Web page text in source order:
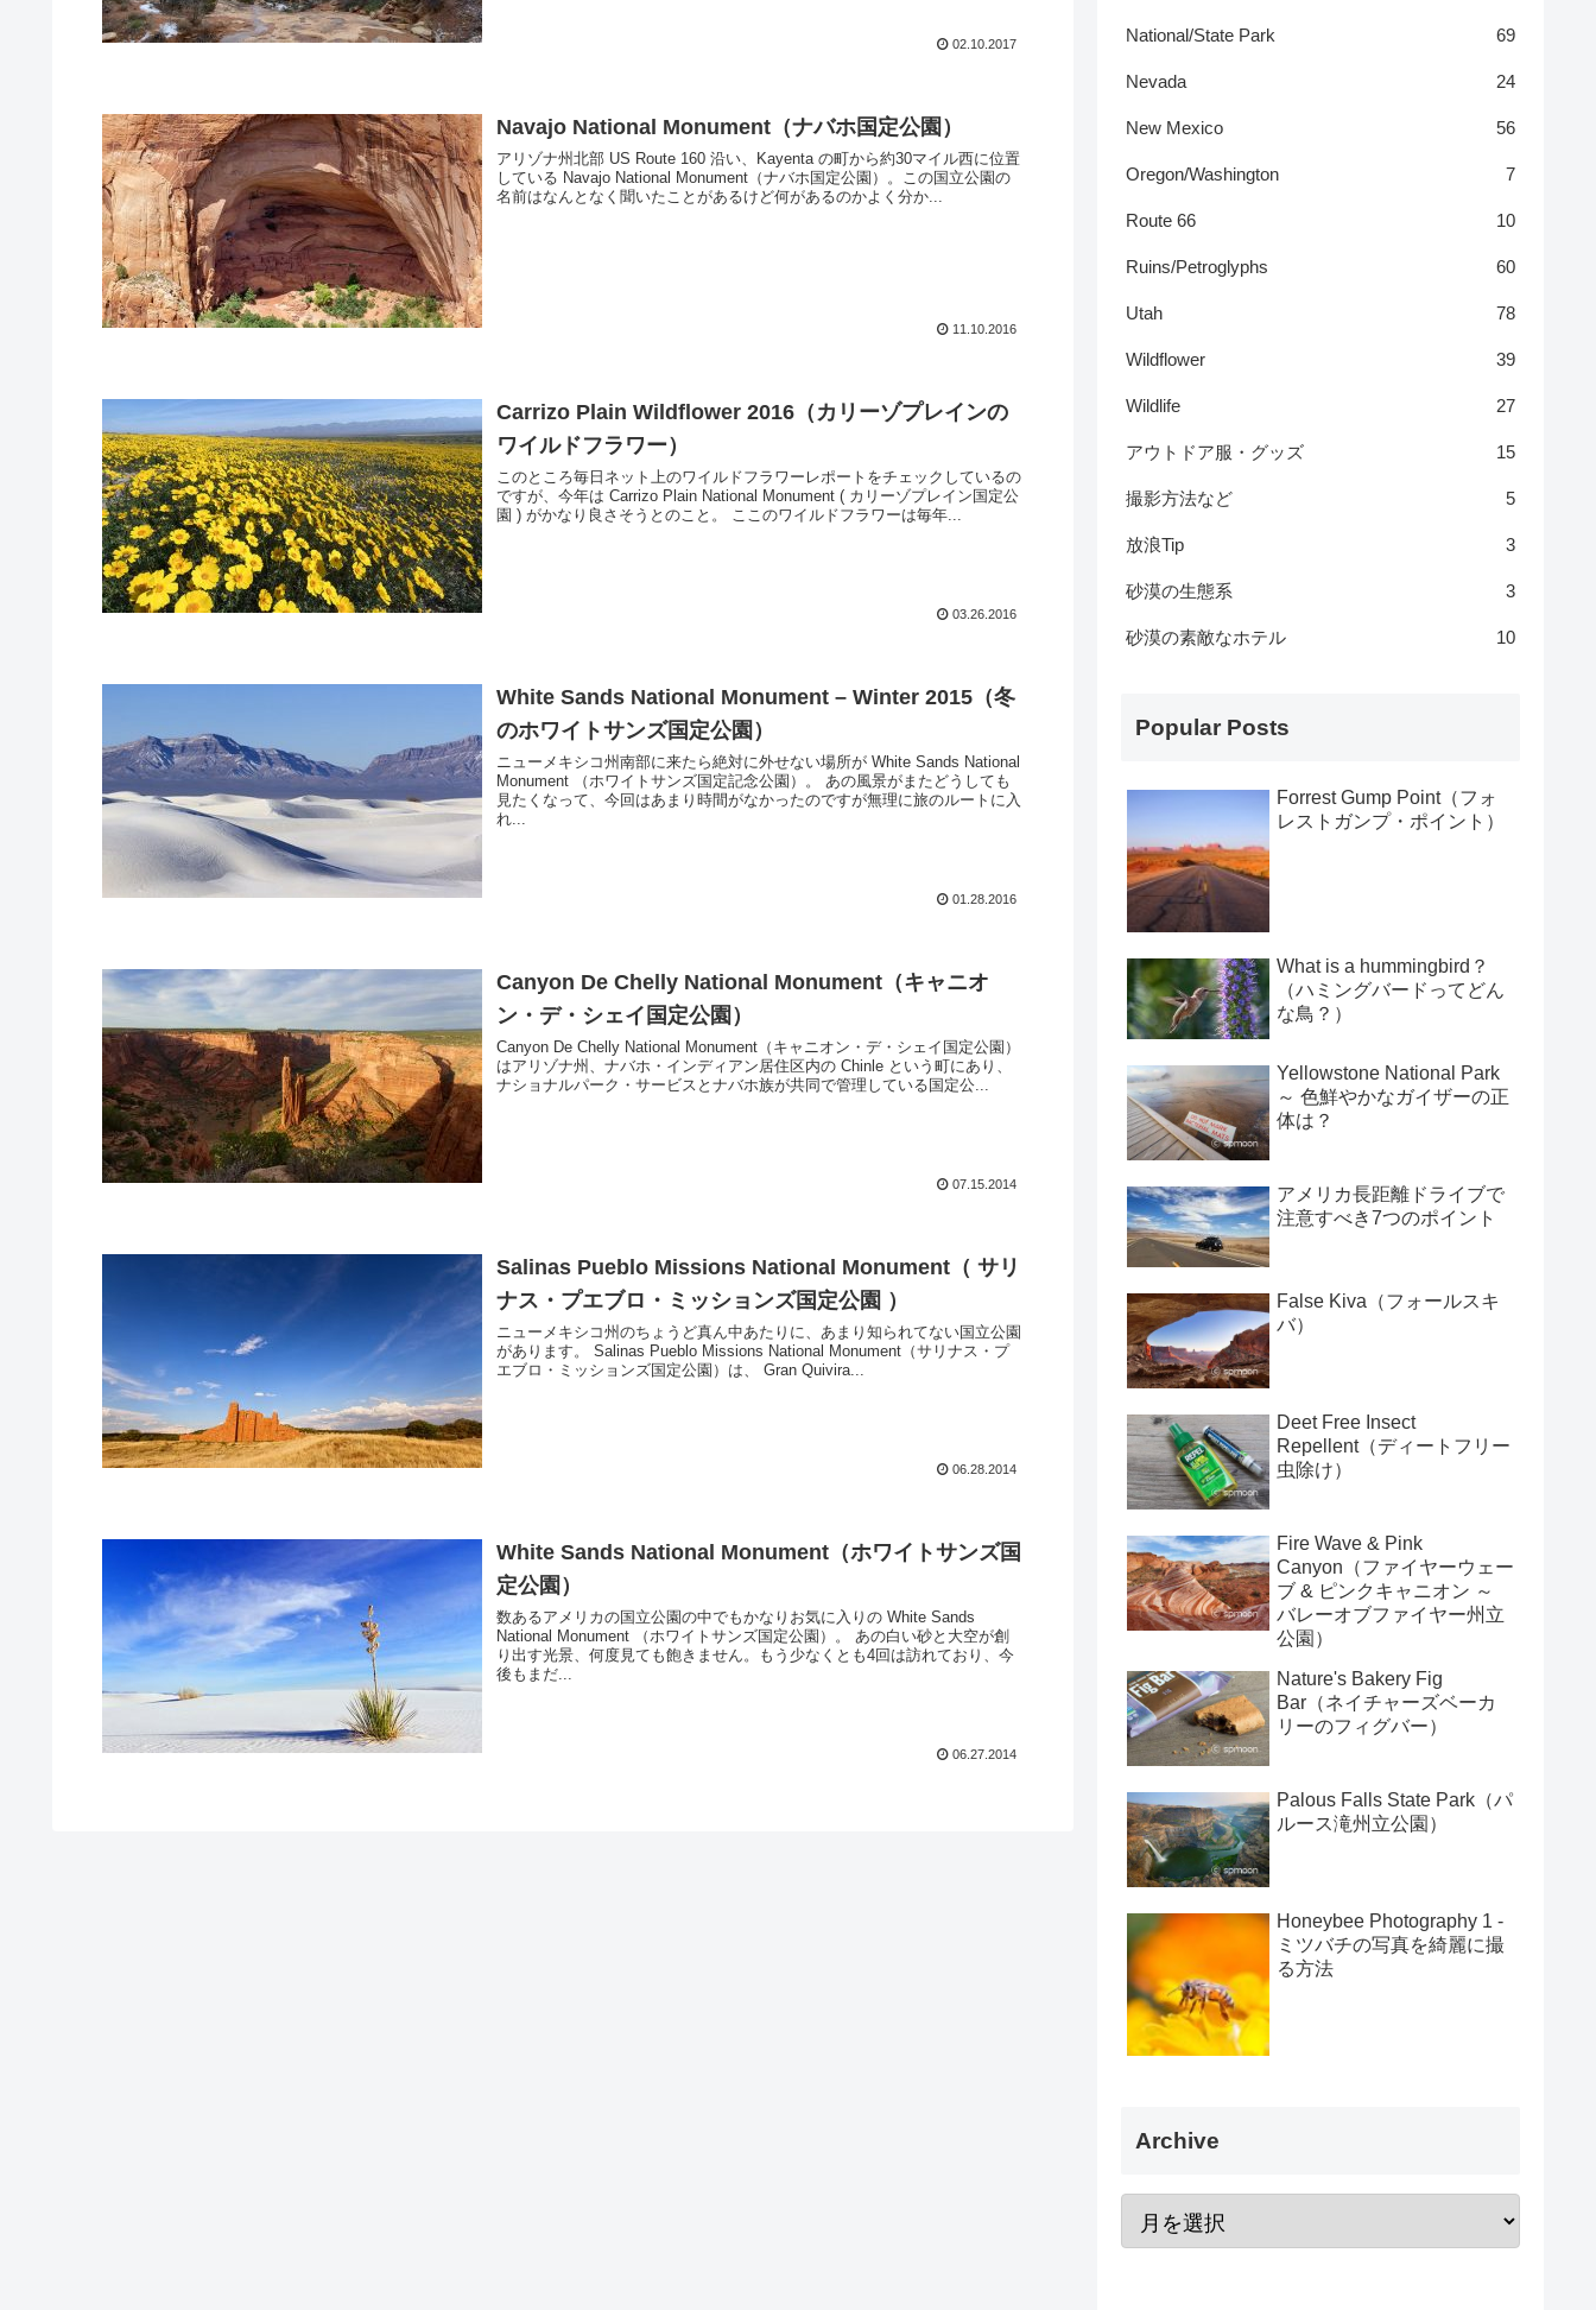
02.10.2017
Navajo National Monument（ナバホ国定公園）
アリゾナ州北部 US Route 160 沿い、Kayenta の町から約30マイル西に位置
している Navajo National Monument（ナバホ国定公園）。この国立公園の
名前はなんとなく聞いたことがあるけど何があるのかよく分か...
11.10.2016
Carrizo Plain Wildflower 2016（カリーゾプレインの
ワイルドフラワー）
このところ毎日ネット上のワイルドフラワーレポートをチェックしているの
ですが、今年は Carrizo Plain National Monument ( カリーゾプレイン国定公
園 ) がかなり良さそうとのこと。 ここのワイルドフラワーは毎年...
03.26.2016
White Sands National Monument – Winter 2015（冬
のホワイトサンズ国定公園）
ニューメキシコ州南部に来たら絶対に外せない場所が White Sands National
Monument （ホワイトサンズ国定記念公園）。 あの風景がまたどうしても
見たくなって、今回はあまり時間がなかったのですが無理に旅のルートに入
れ...
01.28.2016
Canyon De Chelly National Monument（キャニオ
ン・デ・シェイ国定公園）
Canyon De Chelly National Monument（キャニオン・デ・シェイ国定公園）
はアリゾナ州、ナバホ・インディアン居住区内の Chinle という町にあり、
ナショナルパーク・サービスとナバホ族が共同で管理している国定公...
07.15.2014
Salinas Pueblo Missions National Monument（ サリ
ナス・プエブロ・ミッションズ国定公園 ）
ニューメキシコ州のちょうど真ん中あたりに、あまり知られてない国立公園
があります。 Salinas Pueblo Missions National Monument（サリナス・プ
エブロ・ミッションズ国定公園）は、 Gran Quivira...
06.28.2014
White Sands National Monument（ホワイトサンズ国
定公園）
数あるアメリカの国立公園の中でもかなりお気に入りの White Sands
National Monument （ホワイトサンズ国定公園）。 あの白い砂と大空が創
り出す光景、何度見ても飽きません。もう少なくとも4回は訪れており、今
後もまだ...
06.27.2014
National/State Park 69
Nevada 24
New Mexico 56
Oregon/Washington 7
Route 66 10
Ruins/Petroglyphs 60
Utah 78
Wildflower 39
Wildlife 27
アウトドア服・グッズ 15
撮影方法など 5
放浪Tip 3
砂漠の生態系 3
砂漠の素敵なホテル 10
Popular Posts
Forrest Gump Point（フォ
レストガンプ・ポイント）
What is a hummingbird？
（ハミングバードってどん
な鳥？）
Yellowstone National Park
～ 色鮮やかなガイザーの正
体は？
アメリカ長距離ドライブで
注意すべき7つのポイント
False Kiva（フォールスキ
バ）
Deet Free Insect
Repellent（ディートフリー
虫除け）
Fire Wave & Pink
Canyon（ファイヤーウェー
ブ & ピンクキャニオン ～
バレーオブファイヤー州立
公園）
Nature's Bakery Fig
Bar（ネイチャーズベーカ
リーのフィグバー）
Palous Falls State Park（パ
ルース滝州立公園）
Honeybee Photography 1 -
ミツバチの写真を綺麗に撮
る方法
Archive